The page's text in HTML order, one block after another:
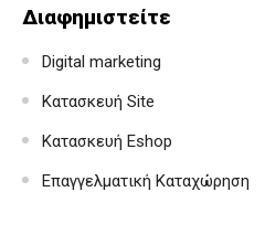
Διαφημιστείτε
Digital marketing
Κατασκευή Site
Κατασκευή Eshop
Επαγγελματική Καταχώρηση